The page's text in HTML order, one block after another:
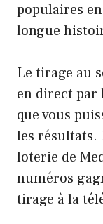
populaires
longue
Le tirage au
en direct par
que vous
les résultats.
loterie de
numéros
tirage à la